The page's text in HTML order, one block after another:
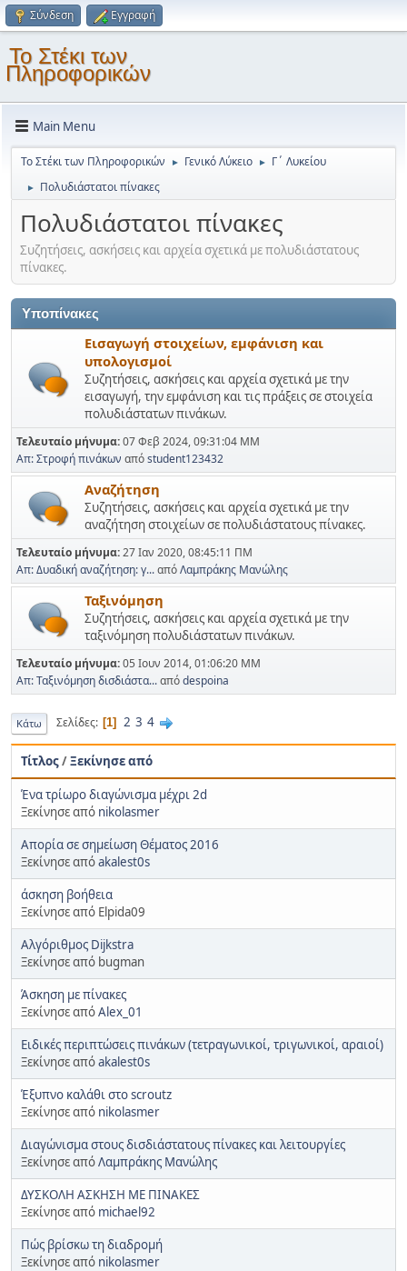
Σύνδεση Εγγραφή
Το Στέκι των
Πληροφορικών
Main Menu
Το Στέκι των Πληροφορικών ► Γενικό Λύκειο ► Γ΄ Λυκείου
► Πολυδιάστατοι πίνακες
Πολυδιάστατοι πίνακες
Συζητήσεις, ασκήσεις και αρχεία σχετικά με πολυδιάστατους
πίνακες.
Υποπίνακες
Εισαγωγή στοιχείων, εμφάνιση και
υπολογισμοί
Συζητήσεις, ασκήσεις και αρχεία σχετικά με την
εισαγωγή, την εμφάνιση και τις πράξεις σε στοιχεία
πολυδιάστατων πινάκων.
Τελευταίο μήνυμα:07 Φεβ 2024, 09:31:04 ΜΜ
Απ: Στροφή πινάκων απόstudent123432
Αναζήτηση
Συζητήσεις, ασκήσεις και αρχεία σχετικά με την
αναζήτηση στοιχείων σε πολυδιάστατους πίνακες.
Τελευταίο μήνυμα:27 Ιαν 2020, 08:45:11 ΠΜ
Απ: Δυαδική αναζήτηση: γ...απόΛαμπράκης Μανώλης
Ταξινόμηση
Συζητήσεις, ασκήσεις και αρχεία σχετικά με την
ταξινόμηση πολυδιάστατων πινάκων.
Τελευταίο μήνυμα:05 Ιουν 2014, 01:06:20 ΜΜ
Απ: Ταξινόμηση δισδιάστα...απόdespoina
Κάτω Σελίδες 1 2 3 4
Τίτλος/Ξεκίνησε από
Ένα τρίωρο διαγώνισμα μέχρι 2d
Ξεκίνησε από nikolasmer
Απορία σε σημείωση Θέματος 2016
Ξεκίνησε απόakalest0s
άσκηση βοήθεια
Ξεκίνησε από Elpida09
Αλγόριθμος Dijkstra
Ξεκίνησε από bugman
Άσκηση με πίνακες
Ξεκίνησε απόAlex_01
Ειδικές περιπτώσεις πινάκων (τετραγωνικοί, τριγωνικοί, αραιοί)
Ξεκίνησε απόakalest0s
Έξυπνο καλάθι στο scroutz
Ξεκίνησε από nikolasmer
Διαγώνισμα στους δισδιάστατους πίνακες και λειτουργίες
Ξεκίνησε απόΛαμπράκης Μανώλης
ΔΥΣΚΟΛΗ ΑΣΚΗΣΗ ΜΕ ΠΙΝΑΚΕΣ
Ξεκίνησε από michael92
Πώς βρίσκω τη διαδρομή
Ξεκίνησε από nikolasmer